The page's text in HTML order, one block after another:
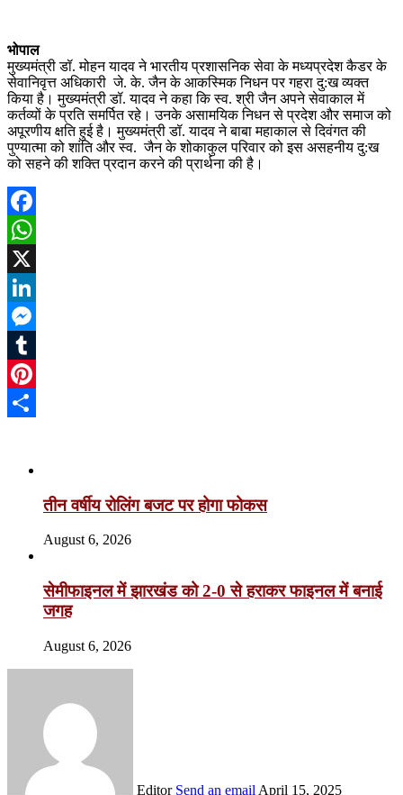
भोपाल
मुख्यमंत्री डॉ. मोहन यादव ने भारतीय प्रशासनिक सेवा के मध्यप्रदेश कैडर के
सेवानिवृत्त अधिकारी जे. के. जैन के आकस्मिक निधन पर गहरा दु:ख व्यक्त
किया है। मुख्यमंत्री डॉ. यादव ने कहा कि स्व. श्री जैन अपने सेवाकाल में
कर्तव्यों के प्रति समर्पित रहे। उनके असामयिक निधन से प्रदेश और समाज को
अपूरणीय क्षति हुई है। मुख्यमंत्री डॉ. यादव ने बाबा महाकाल से दिवंगत की
पुण्यात्मा को शांति और स्व. जैन के शोकाकुल परिवार को इस असहनीय दु:ख
को सहने की शक्ति प्रदान करने की प्रार्थना की है।
Facebook
WhatsApp
X
LinkedIn
Messenger
Tumblr
Pinterest
तीन वर्षीय रोलिंग बजट पर होगा फोकस
August 6, 2026
सेमीफाइनल में झारखंड को 2-0 से हराकर फाइनल में बनाई
जगह
August 6, 2026
Editor Send an email April 15, 2025